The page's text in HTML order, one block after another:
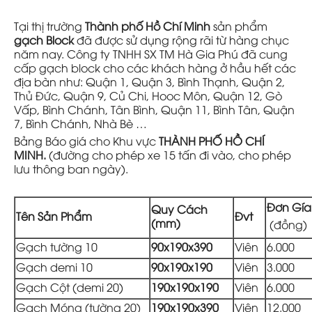
Tại thị trường Thành phố Hồ Chí Minhsản phẩm
gạch Blockđã được sử dụng rộng rãi từ hàng chục
năm nay. Công ty TNHH SX TM Hà Gia Phú đã cung
cấp gạch block cho các khách hàng ở hầu hết các
địa bàn như: Quận 1, Quận 3, Bình Thạnh, Quận 2,
Thủ Đức, Quận 9, Củ Chi, Hooc Môn, Quận 12, Gò
Vấp, Bình Chánh, Tân Bình, Quận 11, Bình Tân, Quận
7, Bình Chánh, Nhà Bè …
Bảng Báo giá cho Khu vựcTHÀNH PHỐ HỒ CHÍ
MINH.(đường cho phép xe 15 tấn đi vào, cho phép
lưu thông ban ngày).
Tên Sản Phẩm
Quy Cách
(mm)
Đvt
Đơn
(đồng)
Gạch tường 10
90x190x390 Viên 6.000
Gạch demi 10
90x190x190 Viên 3.000
Gạch Cột (demi 20)
190x190x190 Viên 6.000
Gạch Móng (tường 20)
190x190x390 Viên 12.000